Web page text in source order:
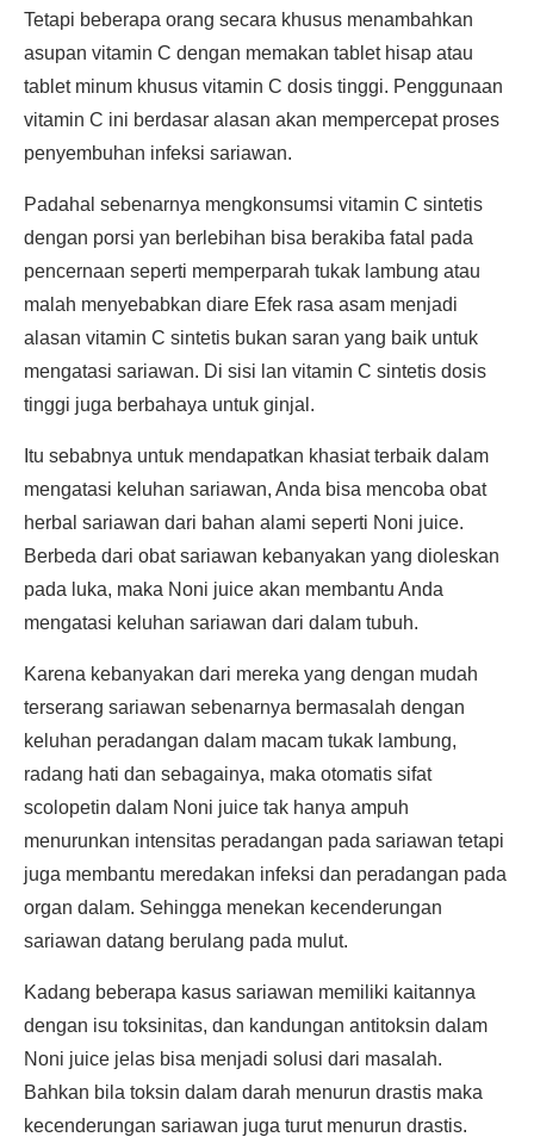
Tetapi beberapa orang secara khusus menambahkan
asupan vitamin C dengan memakan tablet hisap atau
tablet minum khusus vitamin C dosis tinggi. Penggunaan
vitamin C ini berdasar alasan akan mempercepat proses
penyembuhan infeksi sariawan.
Padahal sebenarnya mengkonsumsi vitamin C sintetis
dengan porsi yan berlebihan bisa berakiba fatal pada
pencernaan seperti memperparah tukak lambung atau
malah menyebabkan diare Efek rasa asam menjadi
alasan vitamin C sintetis bukan saran yang baik untuk
mengatasi sariawan. Di sisi lan vitamin C sintetis dosis
tinggi juga berbahaya untuk ginjal.
Itu sebabnya untuk mendapatkan khasiat terbaik dalam
mengatasi keluhan sariawan, Anda bisa mencoba obat
herbal sariawan dari bahan alami seperti Noni juice.
Berbeda dari obat sariawan kebanyakan yang dioleskan
pada luka, maka Noni juice akan membantu Anda
mengatasi keluhan sariawan dari dalam tubuh.
Karena kebanyakan dari mereka yang dengan mudah
terserang sariawan sebenarnya bermasalah dengan
keluhan peradangan dalam macam tukak lambung,
radang hati dan sebagainya, maka otomatis sifat
scolopetin dalam Noni juice tak hanya ampuh
menurunkan intensitas peradangan pada sariawan tetapi
juga membantu meredakan infeksi dan peradangan pada
organ dalam. Sehingga menekan kecenderungan
sariawan datang berulang pada mulut.
Kadang beberapa kasus sariawan memiliki kaitannya
dengan isu toksinitas, dan kandungan antitoksin dalam
Noni juice jelas bisa menjadi solusi dari masalah.
Bahkan bila toksin dalam darah menurun drastis maka
kecenderungan sariawan juga turut menurun drastis.